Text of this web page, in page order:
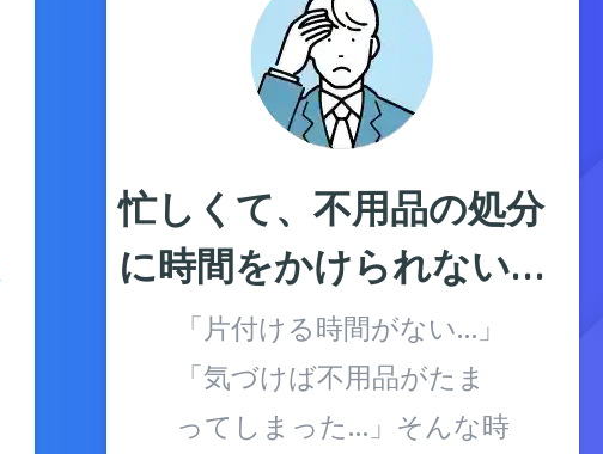
忙しくて、不用品の処分
に時間をかけられない…
「片付ける時間がない…」
「気づけば不用品がたま
ってしまった…」そんな時